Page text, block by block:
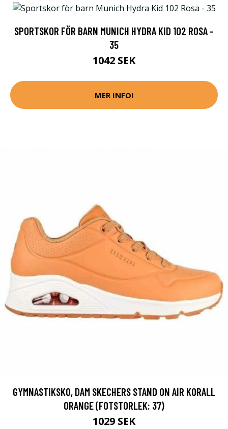
SPORTSKOR FÖR BARN MUNICH HYDRA KID 102 ROSA -
35
1042 SEK
MER INFO!
GYMNASTIKSKO, DAM SKECHERS STAND ON AIR KORALL
ORANGE (FOTSTORLEK: 37)
1029 SEK